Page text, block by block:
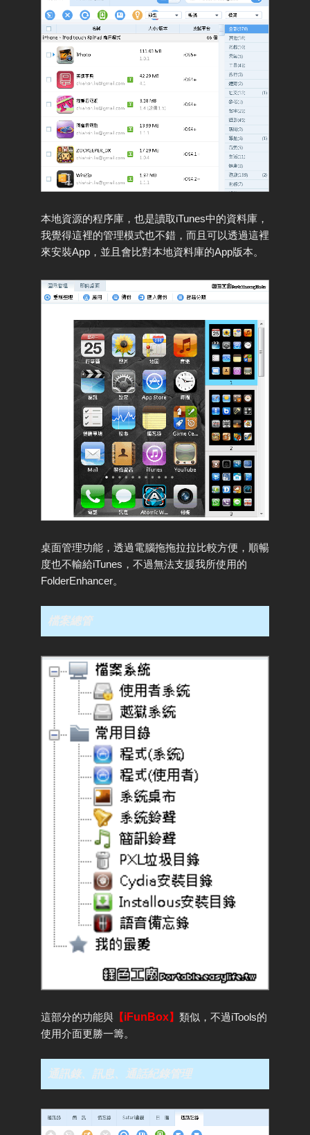
本地資源的程序庫，也是讀取iTunes中的資料庫，
我覺得這裡的管理模式也不錯，而且可以透過這裡
來安裝App，並且會比對本地資料庫的App版本。
桌面管理功能，透過電腦拖拖拉拉比較方便，順暢
度也不輸給iTunes，不過無法支援我所使用的
FolderEnhancer。
檔案總管
這部分的功能與 【iFunBox】 類似，不過iTools的
使用介面更勝一籌。
通訊錄、訊息、通話紀錄管理